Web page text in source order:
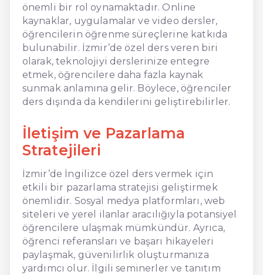
önemli bir rol oynamaktadır. Online
kaynaklar, uygulamalar ve video dersler,
öğrencilerin öğrenme süreçlerine katkıda
bulunabilir. İzmir’de özel ders veren biri
olarak, teknolojiyi derslerinize entegre
etmek, öğrencilere daha fazla kaynak
sunmak anlamına gelir. Böylece, öğrenciler
ders dışında da kendilerini geliştirebilirler.
İletişim ve Pazarlama
Stratejileri
İzmir’de İngilizce özel ders vermek için
etkili bir pazarlama stratejisi geliştirmek
önemlidir. Sosyal medya platformları, web
siteleri ve yerel ilanlar aracılığıyla potansiyel
öğrencilere ulaşmak mümkündür. Ayrıca,
öğrenci referansları ve başarı hikayeleri
paylaşmak, güvenilirlik oluşturmanıza
yardımcı olur. İlgili seminerler ve tanıtım